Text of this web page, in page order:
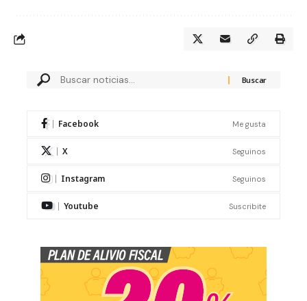
Facebook Me gusta
X Seguinos
Instagram Seguinos
Youtube Suscribite